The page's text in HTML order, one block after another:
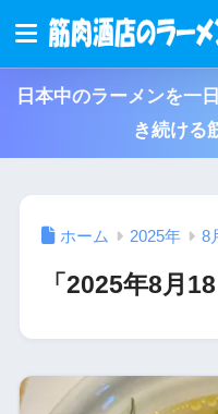
日本中のラーメンを一
き続ける
ホーム 2025年 8
「2025年8月